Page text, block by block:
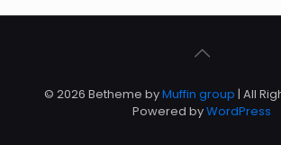
© 2026 Betheme byMuffin group | All
Powered byWordPress